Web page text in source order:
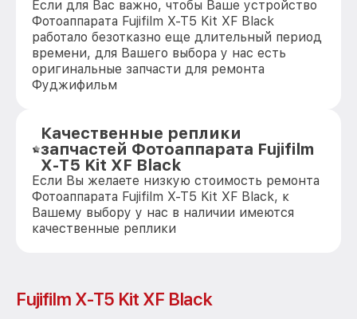
Если для Вас важно, чтобы Ваше устройство
Фотоаппарата Fujifilm X-T5 Kit XF Black
работало безотказно еще длительный период
времени, для Вашего выбора у нас есть
оригинальные запчасти для ремонта
Фуджифильм
Качественные реплики
запчастей Фотоаппарата Fujifilm
X-T5 Kit XF Black
Если Вы желаете низкую стоимость ремонта
Фотоаппарата Fujifilm X-T5 Kit XF Black, к
Вашему выбору у нас в наличии имеются
качественные реплики
Fujifilm X-T5 Kit XF Black